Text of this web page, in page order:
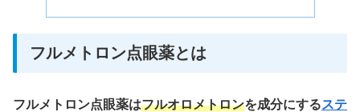
フルメトロン点眼薬とは
フルメトロン点眼薬はフルオロメトロンを成分にするステ